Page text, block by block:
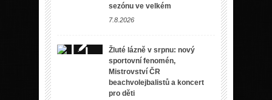
sezónu ve velkém
7.8.2026
Žluté lázně v srpnu: nový
sportovní fenomén,
Mistrovství ČR
beachvolejbalistů a koncert
pro děti